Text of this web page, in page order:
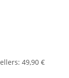
: 49,90 €